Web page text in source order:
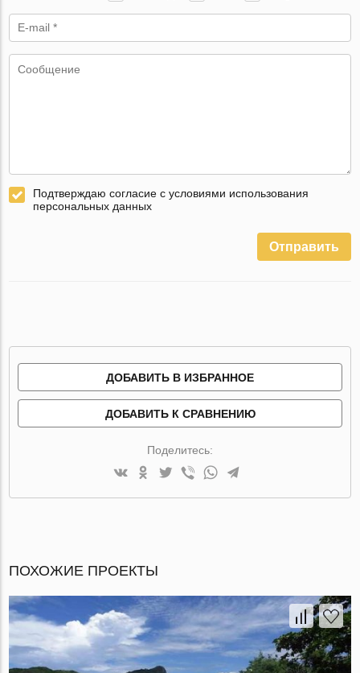
Подтверждаю согласие с условиями использования
персональных данных
Отправить
ДОБАВИТЬ В ИЗБРАННОЕ
ДОБАВИТЬ К СРАВНЕНИЮ
Поделитесь:
ПОХОЖИЕ ПРОЕКТЫ